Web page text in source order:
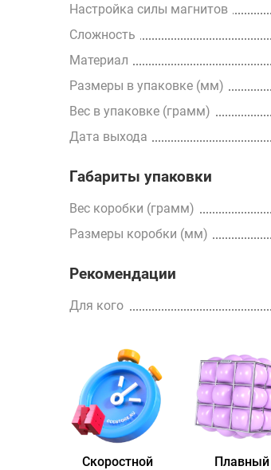
Настройка силы магнитов
Сложность
Материал
Размеры в упаковке (мм)
Вес в упаковке (грамм)
Дата выхода
Габариты упаковки
Вес коробки (грамм)
Размеры коробки (мм)
Рекомендации
Для кого
Скоростной Плавный